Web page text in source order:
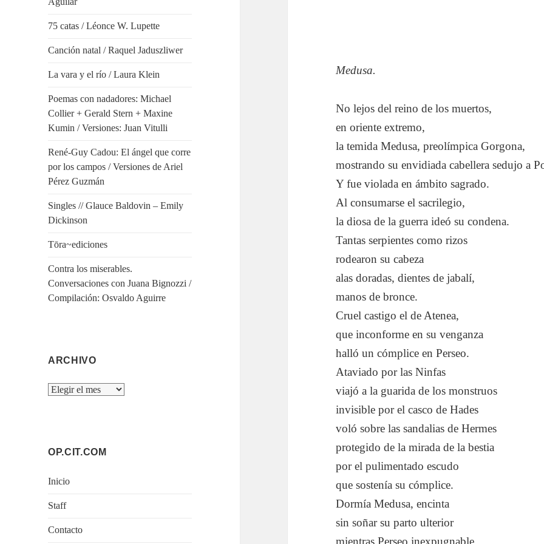
75 catas / Léonce W. Lupette
Canción natal / Raquel Jaduszliwer
La vara y el río / Laura Klein
Poemas con nadadores: Michael
Collier + Gerald Stern + Maxine
Kumin / Versiones: Juan Vitulli
René-Guy Cadou: El ángel que corre
por los campos / Versiones de Ariel
Pérez Guzmán
Singles // Glauce Baldovin – Emily
Dickinson
Tōra~ediciones
Contra los miserables.
Conversaciones con Juana Bignozzi /
Compilación: Osvaldo Aguirre
ARCHIVO
Archivo
OP.CIT.COM
Inicio
Staff
Contacto
Medusa.
No lejos del reino de los muertos,
en oriente extremo,
la temida Medusa, preolímpica Gorgona,
mostrando su envidiada cabellera sedujo a
Y fue violada en ámbito sagrado.
Al consumarse el sacrilegio,
la diosa de la guerra ideó su condena.
Tantas serpientes como rizos
rodearon su cabeza
alas doradas, dientes de jabalí,
manos de bronce.
Cruel castigo el de Atenea,
que inconforme en su venganza
halló un cómplice en Perseo.
Ataviado por las Ninfas
viajó a la guarida de los monstruos
invisible por el casco de Hades
voló sobre las sandalias de Hermes
protegido de la mirada de la bestia
por el pulimentado escudo
que sostenía su cómplice.
Dormía Medusa, encinta
sin soñar su parto ulterior
mientras Perseo inexpugnable